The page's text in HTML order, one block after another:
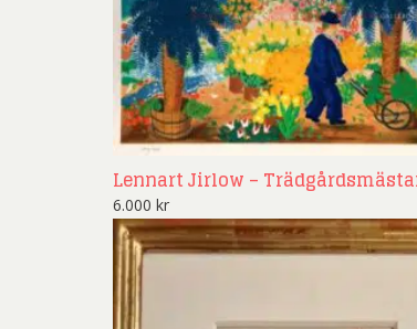
Lennart Jirlow –
6.000 kr